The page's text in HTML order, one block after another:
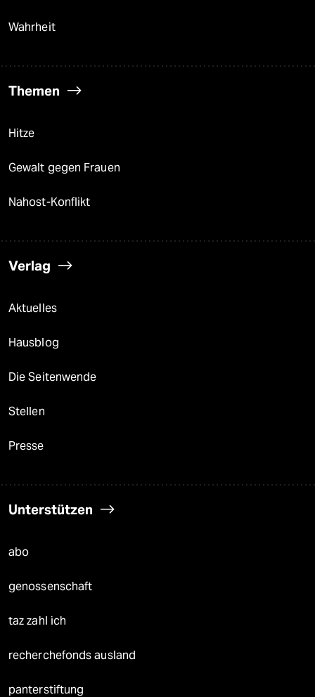
Wahrheit
Themen
Hitze
Gewalt gegen Frauen
Nahost-Konflikt
Verlag
Aktuelles
Hausblog
Die Seitenwende
Stellen
Presse
Unterstützen
abo
genossenschaft
taz zahl ich
recherchefonds ausland
panterstiftung